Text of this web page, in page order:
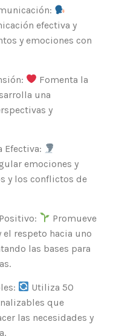
efectiva y
y emociones con
Fomenta la
una
y
Efectiva:
emociones y
y los conflictos de
Promueve
respeto hacia uno
las bases para
Utiliza 50
que
las necesidades y